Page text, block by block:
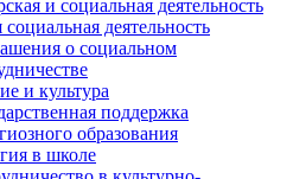
и социальная деятельность
деятельность
о социальном
и культура
поддержка
образования
в школе